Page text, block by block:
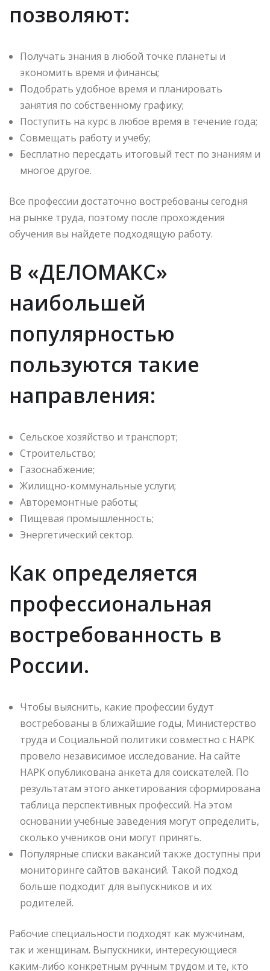
позволяют:
Получать знания в любой точке планеты и
экономить время и финансы;
Подобрать удобное время и планировать
занятия по собственному графику;
Поступить на курс в любое время в течение года;
Совмещать работу и учебу;
Бесплатно пересдать итоговый тест по знаниям и
многое другое.
Все профессии достаточно востребованы сегодня
на рынке труда, поэтому после прохождения
обучения вы найдете подходящую работу.
В «ДЕЛОМАКС»
наибольшей
популярностью
пользуются такие
направления:
Сельское хозяйство и транспорт;
Строительство;
Газоснабжение;
Жилищно-коммунальные услуги;
Авторемонтные работы;
Пищевая промышленность;
Энергетический сектор.
Как определяется
профессиональная
востребованность в
России.
Чтобы выяснить, какие профессии будут
востребованы в ближайшие годы, Министерство
труда и Социальной политики совместно с НАРК
провело независимое исследование. На сайте
НАРК опубликована анкета для соискателей. По
результатам этого анкетирования сформирована
таблица перспективных профессий. На этом
основании учебные заведения могут определить,
сколько учеников они могут принять.
Популярные списки вакансий также доступны при
мониторинге сайтов вакансий. Такой подход
больше подходит для выпускников и их
родителей.
Рабочие специальности подходят как мужчинам,
так и женщинам. Выпускники, интересующиеся
каким-либо конкретным ручным трудом и те, кто